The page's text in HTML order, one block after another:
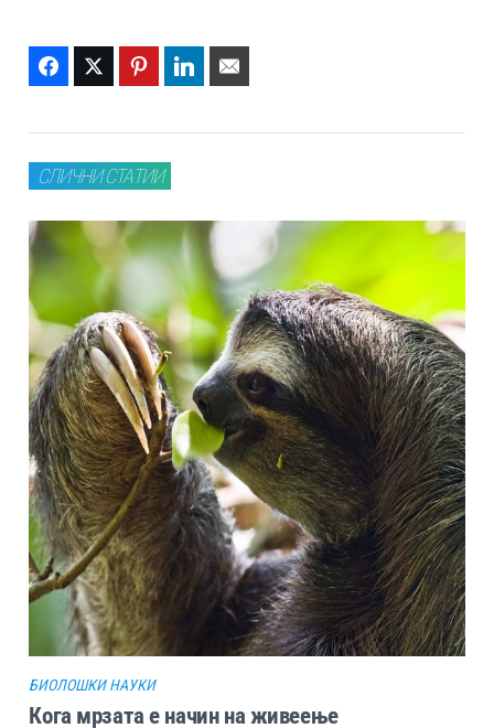
FacebookTwitter PinterestLinkedIn
СЛИЧНИ СТАТИИ
БИОЛОШКИ НАУКИ
Кога мрзата е начин на живеење